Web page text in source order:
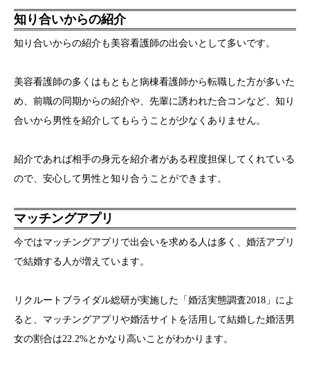
知り合いからの紹介
知り合いからの紹介も美容看護師の出会いとして多いです。
美容看護師の多くはもともと病棟看護師から転職した方が多いた
め、前職の同期からの紹介や、先輩に誘われた合コンなど、知り
合いから男性を紹介してもらうことが少なくありません。
紹介であれば相手の身元を紹介者がある程度担保してくれている
ので、安心して男性と知り合うことができます。
マッチングアプリ
今ではマッチングアプリで出会いを求める人は多く、婚活アプリ
で結婚する人が増えています。
リクルートブライダル総研が実施した「婚活実態調査2018」によ
ると、マッチングアプリや婚活サイトを活用して結婚した婚活男
女の割合は22.2%とかなり高いことがわかります。